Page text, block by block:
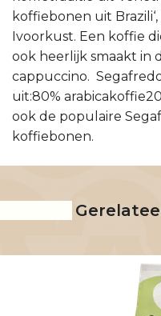
koffiebonen uit
Ivoorkust. Een koffie
ook heerlijk smaakt in
cappuccino.
uit:80%
ook de populaire
koffiebonen.